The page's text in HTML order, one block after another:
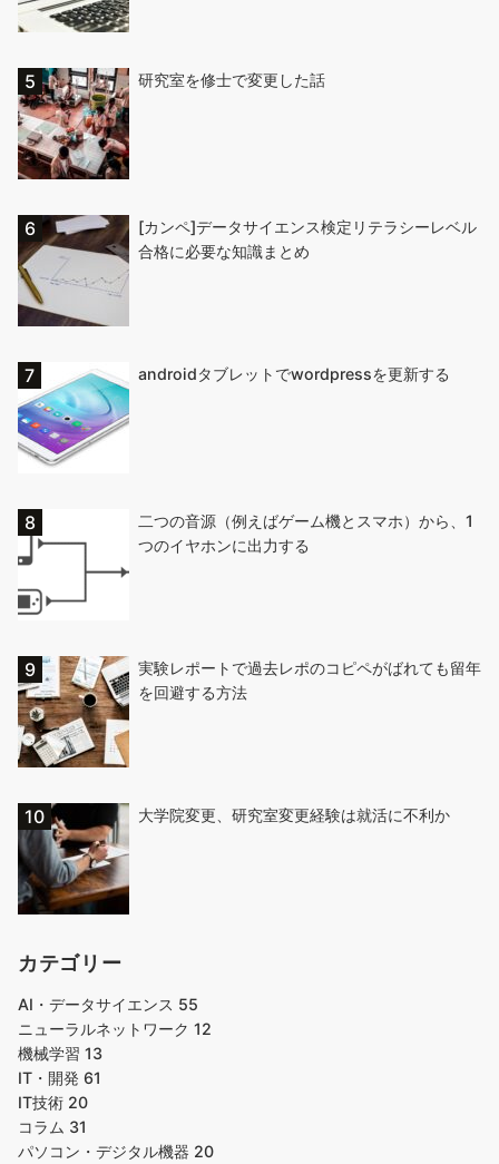
研究室を修士で変更した話
[カンペ]データサイエンス検定リテラシーレベル
合格に必要な知識まとめ
androidタブレットでwordpressを更新する
二つの音源（例えばゲーム機とスマホ）から、1
つのイヤホンに出力する
実験レポートで過去レポのコピペがばれても留年
を回避する方法
大学院変更、研究室変更経験は就活に不利か
カテゴリー
AI・データサイエンス 55
ニューラルネットワーク 12
機械学習 13
IT・開発 61
IT技術 20
コラム 31
パソコン・デジタル機器 20